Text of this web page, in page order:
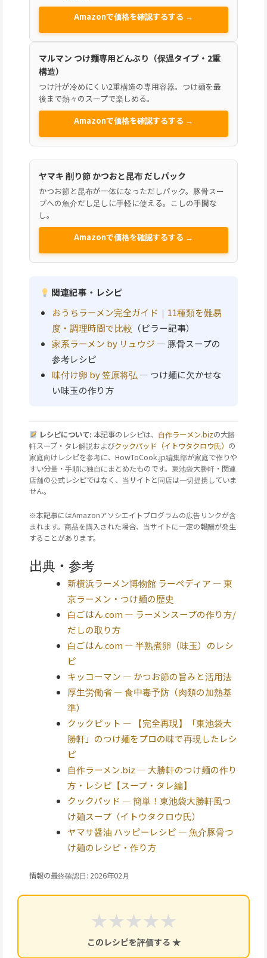
Amazonで価格を確認するする →
マルマン つけ麺専用どんぶり（保温タイプ・2重
構造）
つけ汁が冷めにくい2重構造の専用容器。つけ麺を最
後まで熱々のスープで楽しめる。
Amazonで価格を確認するする →
ヤマキ 削り節 かつおと昆布 だしパック
かつお節と昆布が一体になっただしパック。豚骨スー
プへの魚介だし足しに手軽に使える。こしの手間な
し。
Amazonで価格を確認するする →
関連記事・レシピ
おうちラーメン完全ガイド｜11種類を難易
度・調理時間で比較 （ピラー記事）
家系ラーメン by リュウジ — 豚骨スープの
参考レシピ
味付け卵 by 笠原将弘 — つけ麺に欠かせな
い味玉の作り方
レシピについて: 本記事のレシピは、 自作ラーメン.bizの大勝
軒スープ・タレ解説およびクックパッド（イトウタクロウ氏） の
家庭向けレシピを参考に、HowToCook.jp編集部が家庭で作りや
すい分量・手順に独自にまとめたものです。東池袋大勝軒・関連
店舗の公式レシピではなく、当サイトと同店は一切提携していま
せん。
※本記事にはAmazonアソシエイトプログラムの広告リンクが含
まれます。商品を購入された場合、当サイトに一定の報酬が発生
することがあります。
出典・参考
新横浜ラーメン博物館 ラーペディア — 東
京ラーメン・つけ麺の歴史
白ごはん.com — ラーメンスープの作り方/
だしの取り方
白ごはん.com — 半熟煮卵（味玉）のレシ
ピ
キッコーマン — かつお節の旨みと活用法
厚生労働省 — 食中毒予防（肉類の加熱基
準）
クックピット — 【完全再現】「東池袋大
勝軒」のつけ麺をプロの味で再現したレシ
ピ
自作ラーメン.biz — 大勝軒のつけ麺の作り
方・レシピ【スープ・タレ編】
クックパッド — 簡単！東池袋大勝軒風つ
け麺スープ（イトウタクロウ氏）
ヤマサ醤油 ハッピーレシピ — 魚介豚骨つ
け麺のレシピ・作り方
情報の最終確認日: 2026年02月
★
★
★
★
★
このレシピを評価する ★